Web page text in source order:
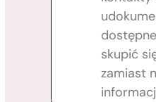
skupić
zamiast